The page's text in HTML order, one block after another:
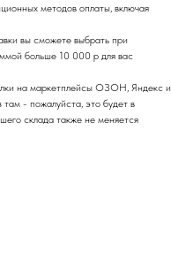
методов оплаты, включая
вы сможете выбрать при
больше 10 000 р для вас
на маркетплейсы ОЗОН, Яндекс и
там - пожалуйста, это будет в
склада также не меняется